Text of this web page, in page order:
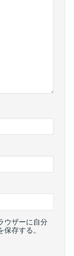
ウザーに自分
存する。